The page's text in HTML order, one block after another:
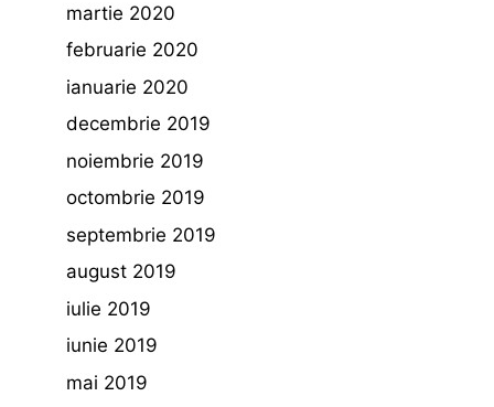
martie 2020
februarie 2020
ianuarie 2020
decembrie 2019
noiembrie 2019
octombrie 2019
septembrie 2019
august 2019
iulie 2019
iunie 2019
mai 2019